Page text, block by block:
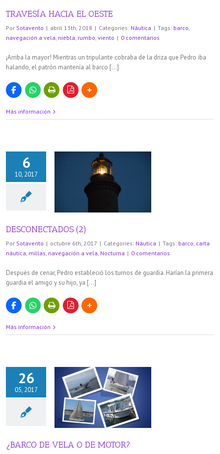
TRAVESÍA HACIA EL OESTE
Por Sotavento | abril 13th, 2018 | Categories: Náutica | Tags: barco,
navegación a vela, niebla, rumbo, viento | 0 comentarios
¡Arriba la mayor! Mientras un tripulante cobraba de la driza que Pedro iba
halando, el patrón mantenía al barco […]
Más información
6
10, 2017
(2)
DESCONECTADOS (2)
Por Sotavento | octubre 6th, 2017 | Categories: Náutica | Tags: barco, carta
náutica, millas, navegación a vela, Nocturna | 0 comentarios
Después de cenar, Pedro estableció los turnos de guardia. Harían la primera
guardia el amigo y su hijo, ya […]
Más información
26
05, 2017
¿BARCO DE VELA O DE MOTOR?